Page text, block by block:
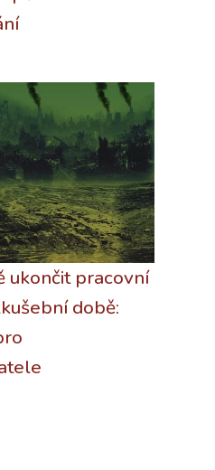
ukončit pracovní
době: